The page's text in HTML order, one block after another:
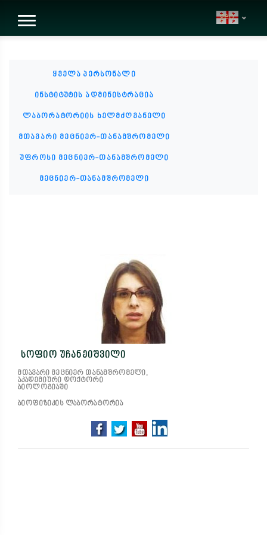
geo
ყველა პერსონალი
ინსტიტუტის ადმინისტრაცია
ლაბორატორიის ხელმძღვანელი
მთავარი მეცნიერ-თანამშრომელი
უფროსი მეცნიერ-თანამშრომელი
მეცნიერ-თანამშრომელი
სოფიო უჩანეიშვილი
მთავარი მეცნიერ თანამშრომელი,
აკადემიური დოქტორი
ბიოლოგიაში
ბიოფიზიკის ლაბორატორია